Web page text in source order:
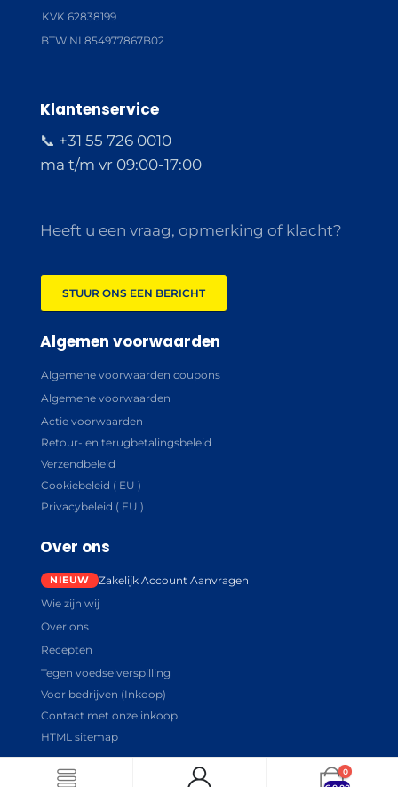
KVK 62838199
BTW NL854977867B02
Klantenservice
📞 +31 55 726 0010
ma t/m vr 09:00-17:00
Heeft u een vraag, opmerking of klacht?
STUUR ONS EEN BERICHT
Algemen voorwaarden
Algemene voorwaarden coupons
Algemene voorwaarden
Actie voorwaarden
Retour- en terugbetalingsbeleid
Verzendbeleid
Cookiebeleid ( EU )
Privacybeleid ( EU )
Over ons
Zakelijk Account Aanvragen
Wie zijn wij
Over ons
Recepten
Tegen voedselverspilling
Voor bedrijven (Inkoop)
Contact met onze inkoop
HTML sitemap
0